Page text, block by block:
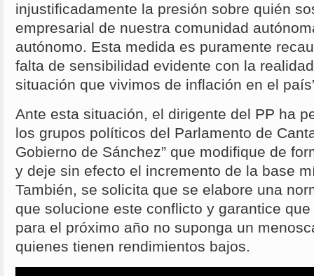
injustificadamente la presión sobre quién
empresarial de nuestra comunidad
autónomo. Esta medida es puramente
falta de sensibilidad evidente con la
situación que vivimos de inflación en el
Ante esta situación, el dirigente del PP ha
los grupos políticos del Parlamento de
Gobierno de Sánchez” que modifique de
y deje sin efecto el incremento de la base
También, se solicita que se elabore una
que solucione este conflicto y garantice
para el próximo año no suponga un
quienes tienen rendimientos bajos.